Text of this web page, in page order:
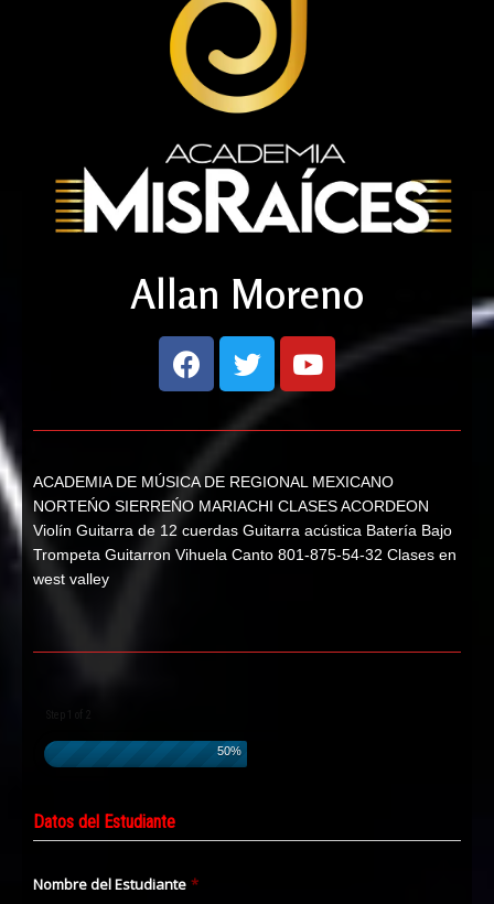
Allan Moreno
ACADEMIA DE MÚSICA DE REGIONAL MEXICANO
NORTEŃO SIERREŃO MARIACHI CLASES ACORDEON
Violín Guitarra de 12 cuerdas Guitarra acústica Batería Bajo
Trompeta Guitarron Vihuela Canto 801-875-54-32 Clases en
west valley
50%
Datos del Estudiante
Nombre del Estudiante *